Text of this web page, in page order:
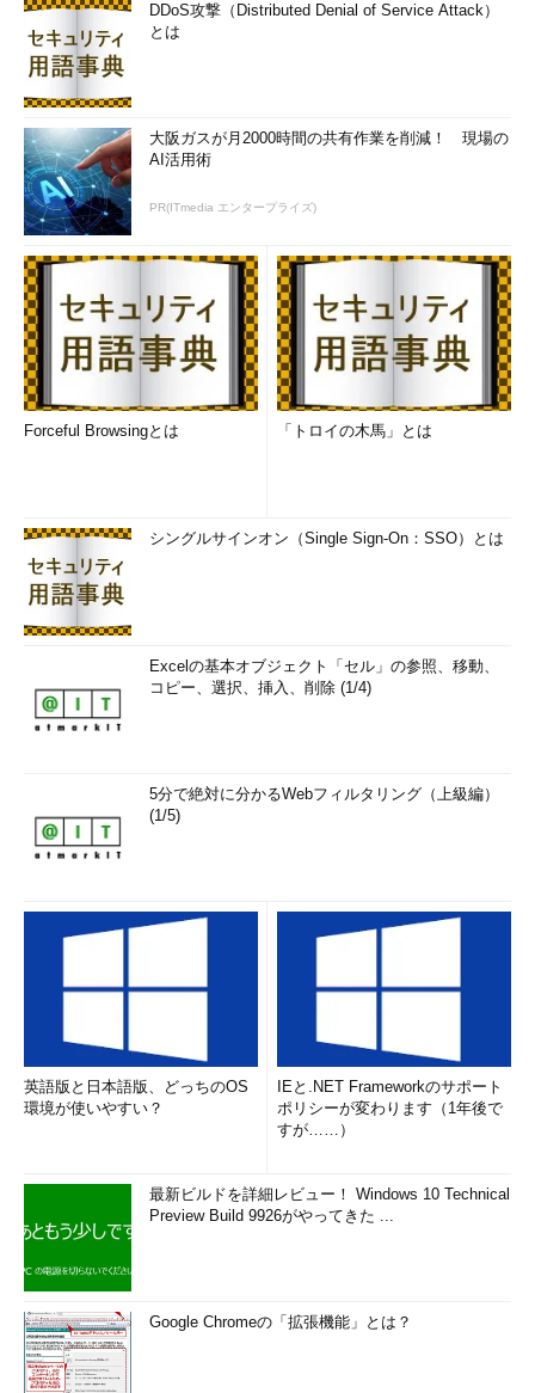
DDoS攻撃（Distributed Denial of Service Attack）
とは
大阪ガスが月2000時間の共有作業を削減！ 現場の
AI活用術
PR(ITmedia エンタープライズ)
Forceful Browsingとは 「トロイの木馬」とは
シングルサインオン（Single Sign-On：SSO）とは
Excelの基本オブジェクト「セル」の参照、移動、
コピー、選択、挿入、削除 (1/4)
5分で絶対に分かるWebフィルタリング（上級編）
(1/5)
英語版と日本語版、どっちのOS
環境が使いやすい？
IEと.NET Frameworkのサポート
ポリシーが変わります（1年後で
すが……）
最新ビルドを詳細レビュー！ Windows 10 Technical
Preview Build 9926がやってきた ...
Google Chromeの「拡張機能」とは？